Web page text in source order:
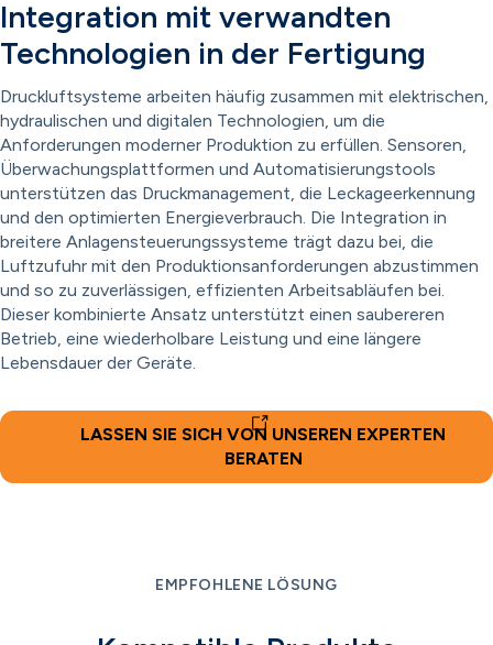
Integration mit verwandten
Technologien in der Fertigung
Druckluftsysteme arbeiten häufig zusammen mit elektrischen,
hydraulischen und digitalen Technologien, um die
Anforderungen moderner Produktion zu erfüllen. Sensoren,
Überwachungsplattformen und Automatisierungstools
unterstützen das Druckmanagement, die Leckageerkennung
und den optimierten Energieverbrauch. Die Integration in
breitere Anlagensteuerungssysteme trägt dazu bei, die
Luftzufuhr mit den Produktionsanforderungen abzustimmen
und so zu zuverlässigen, effizienten Arbeitsabläufen bei.
Dieser kombinierte Ansatz unterstützt einen saubereren
Betrieb, eine wiederholbare Leistung und eine längere
Lebensdauer der Geräte.
LASSEN SIE SICH VON UNSEREN EXPERTEN
BERATEN
EMPFOHLENE LÖSUNG